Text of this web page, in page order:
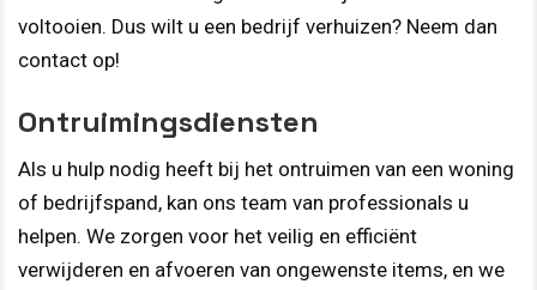
voltooien. Dus wilt u een bedrijf verhuizen? Neem dan
contact op!
Ontruimingsdiensten
Als u hulp nodig heeft bij het ontruimen van een woning
of bedrijfspand, kan ons team van professionals u
helpen. We zorgen voor het veilig en efficiënt
verwijderen en afvoeren van ongewenste items, en we